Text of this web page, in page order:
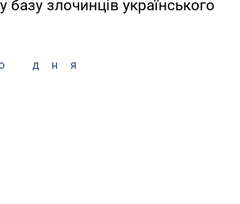
злочинців українського
дня